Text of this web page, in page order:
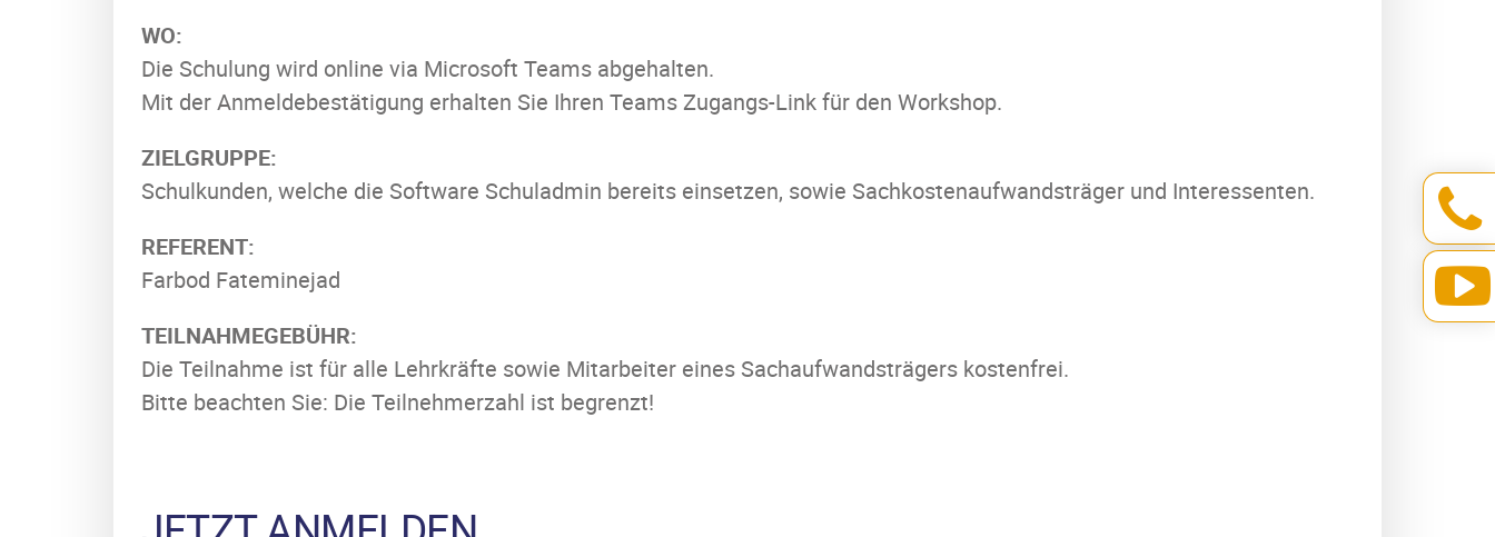
WO:
Die Schulung wird online via Microsoft Teams abgehalten.
Mit der Anmeldebestätigung erhalten Sie Ihren Teams Zugangs-Link für den Workshop.
ZIELGRUPPE:
Schulkunden, welche die Software Schuladmin bereits einsetzen, sowie Sachkostenaufwandsträger und Interessenten.
REFERENT:
Farbod Fateminejad
TEILNAHMEGEBÜHR:
Die Teilnahme ist für alle Lehrkräfte sowie Mitarbeiter eines Sachaufwandsträgers kostenfrei.
Bitte beachten Sie: Die Teilnehmerzahl ist begrenzt!